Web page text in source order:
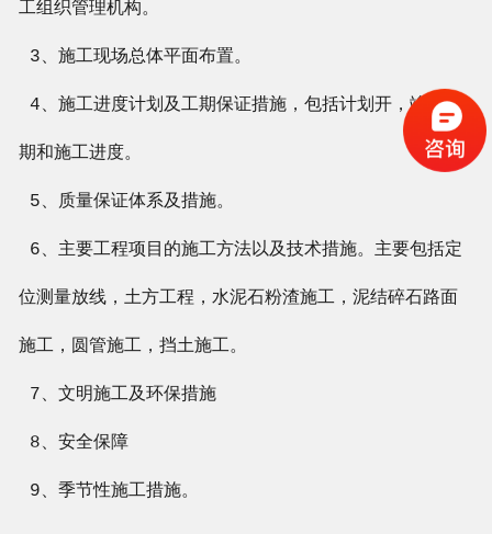
工组织管理机构。
3、施工现场总体平面布置。
4、施工进度计划及工期保证措施，包括计划开，竣工日
期和施工进度。
5、质量保证体系及措施。
6、主要工程项目的施工方法以及技术措施。主要包括定
位测量放线，土方工程，水泥石粉渣施工，泥结碎石路面
施工，圆管施工，挡土施工。
7、文明施工及环保措施
8、安全保障
9、季节性施工措施。